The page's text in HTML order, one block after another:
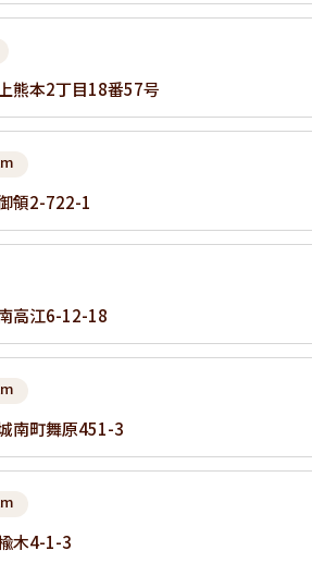
熊本2丁目18番57号
領2-722-1
高江6-12-18
南町舞原451-3
木4-1-3